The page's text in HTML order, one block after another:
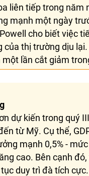
liên tiếp trong năm
mạnh một ngày
cho biết việc
thị trường dịu
lần cắt giảm
dự kiến trong quý
từ Mỹ. Cụ thể,
mạnh 0,5% -
cao. Bên cạnh
duy trì đà tích